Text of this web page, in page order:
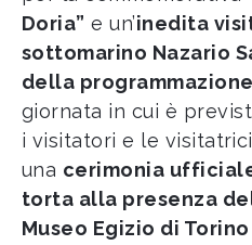
Doria” e un’inedita
sottomarino Nazario
della
giornata in cui è
i visitatori e le
una cerimonia
torta alla presenza
Museo Egizio di